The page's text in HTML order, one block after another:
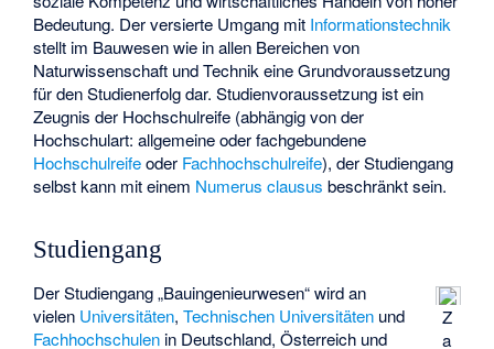
Bedeutung. Der versierte Umgang mit Informationstechnik
stellt im Bauwesen wie in allen Bereichen von
Naturwissenschaft und Technik eine Grundvoraussetzung
für den Studienerfolg dar. Studienvoraussetzung ist ein
Zeugnis der Hochschulreife (abhängig von der
Hochschulart: allgemeine oder fachgebundene
Hochschulreifeoder Fachhochschulreife), der Studiengang
selbst kann mit einem Numerus clausus beschränkt sein.
Studiengang
Z
a
Der Studiengang „Bauingenieurwesen“ wird an
vielen Universitäten,Technischen Universitäten und
Fachhochschulen in Deutschland, Österreich und